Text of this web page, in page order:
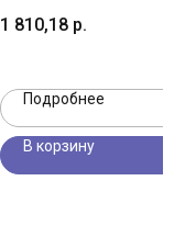
1 810,18 р.
Подробнее
В корзину